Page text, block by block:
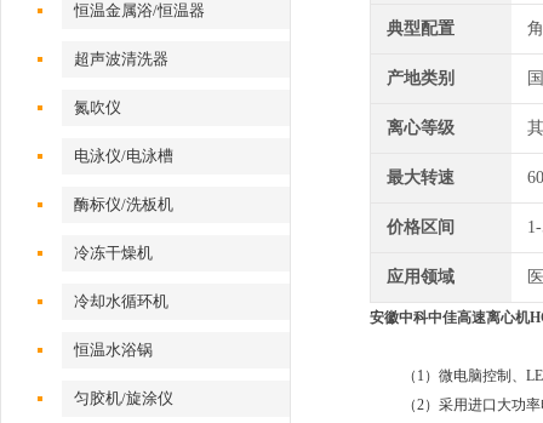
恒温金属浴/恒温器
超声波清洗器
氮吹仪
电泳仪/电泳槽
酶标仪/洗板机
冷冻干燥机
冷却水循环机
恒温水浴锅
匀胶机/旋涂仪
典型配置
产地类别
离心等级
最大转速
价格区间
应用领域
安徽中科中佳高速离心机
（1）微电脑控制、
（2）采用进口大功率